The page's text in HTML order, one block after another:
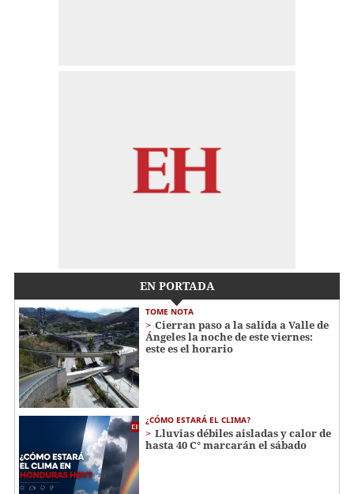
EN PORTADA
TOME NOTA
Cierran paso a la salida a Valle de
Ángeles la noche de este viernes:
este es el horario
¿CÓMO ESTARÁ EL CLIMA?
Lluvias débiles aisladas y calor de
hasta 40 C° marcarán el sábado